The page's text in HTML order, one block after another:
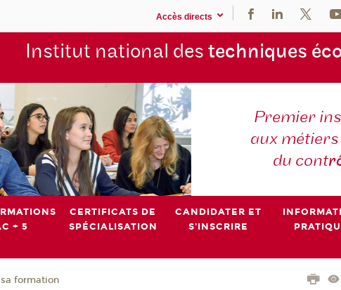
Accès directs
Institut national des techniques
Premier
aux
du cont
+ 5
CERTIFICATS DE
SPÉCIALISATION
CANDIDATER ET
S'INSCRIRE
formation